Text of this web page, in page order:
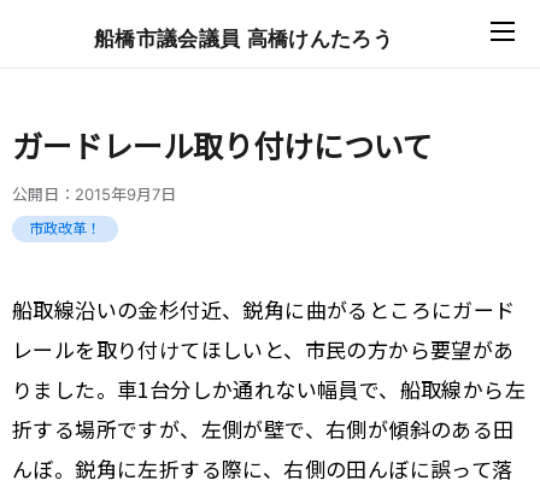
船橋市議会議員 高橋けんたろう
ガードレール取り付けについて
公開日： 2015年9月7日
市政改革！
船取線沿いの金杉付近、鋭角に曲がるところにガード
レールを取り付けてほしいと、市民の方から要望があ
りました。車1台分しか通れない幅員で、船取線から左
折する場所ですが、左側が壁で、右側が傾斜のある田
んぼ。鋭角に左折する際に、右側の田んぼに誤って落